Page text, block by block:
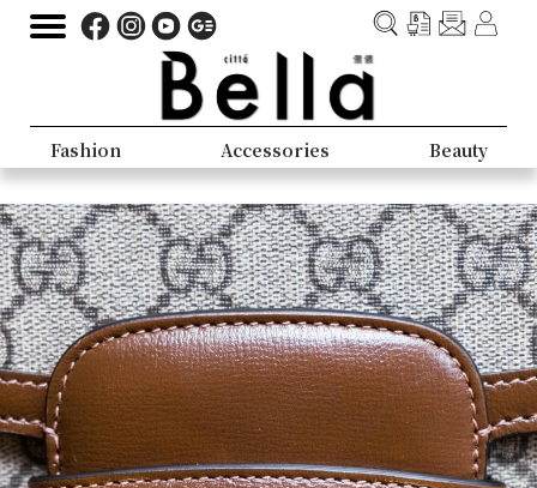
Fashion Accessories Beauty